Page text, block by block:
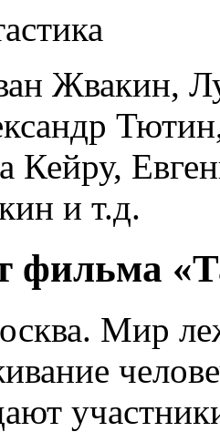
Жвакин,
Кейру,
и т.д.
фильма
Мир